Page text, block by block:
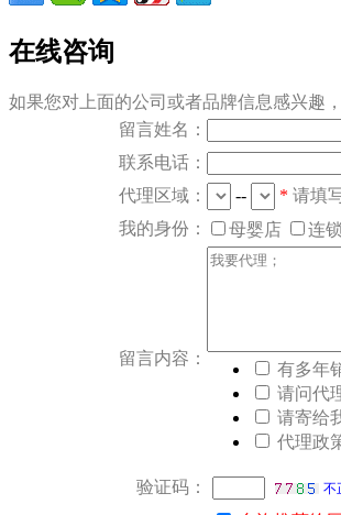
在线咨询
如果您对上面的公司或者品牌信息感兴趣
留言姓名：
联系电话：
代理区域：
-- * 请填
我的身份：
母婴店 连
留言内容：
有多年
请问代
请寄给
代理政
验证码： 不